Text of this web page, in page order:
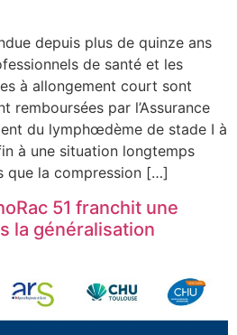
depuis plus de quinze ans
de santé et les
à allongement court sont
remboursées par l’Assurance
du lymphœdème de stade I à
à une situation longtemps
que la compression […]
51 franchit une
la généralisation